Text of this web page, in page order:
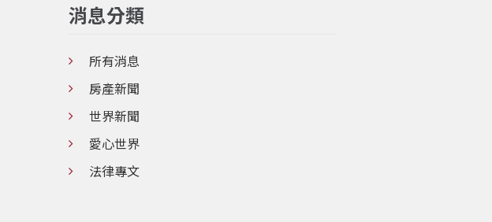
消息分類
所有消息
房產新聞
世界新聞
愛心世界
法律專文